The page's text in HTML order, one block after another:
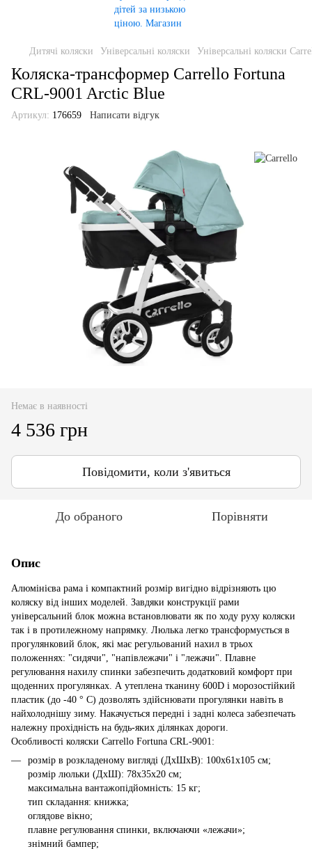
Дитячі коляски Універсальні коляски Універсальні коляски
Коляска-трансформер Carrello Fortuna
CRL-9001 Arctic Blue
Артикул: 176659 Написати відгук
Немає в наявності
4 536 грн
Повідомити, коли з'явиться
До обраного Порівняти
Опис
Алюмінієва рама і компактний розмір вигідно відрізняють цю
коляску від інших моделей. Завдяки конструкції рами
універсальний блок можна встановлювати як по ходу руху коляски
так і в протилежному напрямку. Люлька легко трансформується в
прогулянковий блок, які має регульований нахил в трьох
положеннях: "сидячи", "напівлежачи" і "лежачи". Плавне
регулювання нахилу спинки забезпечить додатковий комфорт при
щоденних прогулянках. А утеплена тканину 600D і морозостійкий
пластик (до -40 ° С) дозволять здійснювати прогулянки навіть в
найхолоднішу зиму. Накачується передні і задні колеса забезпечать
належну прохідність на будь-яких ділянках дороги.
Особливості коляски Carrello Fortuna CRL-9001:
розмір в розкладеному вигляді (ДхШхВ): 100x61х105 см;
розмір люльки (ДхШ): 78x35х20 см;
максимальна вантажопідйомність: 15 кг;
тип складання: книжка;
оглядове вікно;
плавне регулювання спинки, включаючи «лежачи»;
знімний бампер;